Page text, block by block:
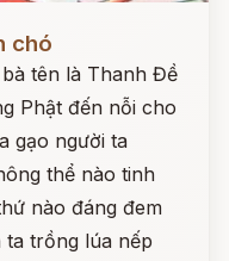
chó
tên là Thanh Đề
Phật đến nỗi cho
gạo người ta
thể nào tinh
nào đáng đem
ta trồng lúa nếp